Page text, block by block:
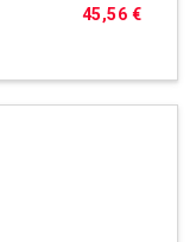
45,56 €